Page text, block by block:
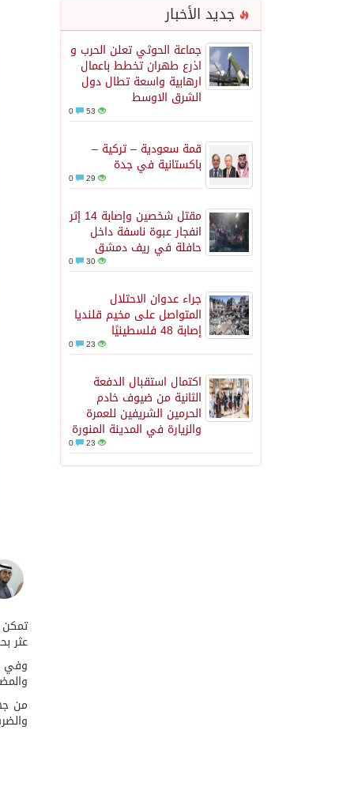
جديد الأخبار
جماعة الحوثي تعلن الحرب و
اذرع طهران تخطط باعمال
ارهابية واسعة تطال دول
الشرق الاوسط
53
قمة سعودية – تركية –
باكستانية في جدة
29
مقتل شخصين وإصابة 14 إثر
انفجار عبوة ناسفة داخل
حافلة في ريف دمشق
30
جراء عدوان الاحتلال
المتواصل على مخيم قلنديا
إصابة 48 فلسطينيًا
23
اكتمال استقبال الدفعة
الثانية من ضيوف خادم
الحرمين الشريفين للعمرة
والزيارة في المدينة المنورة
23
تمكن
عثر بحوزته على 25 عبوة مليئة
من